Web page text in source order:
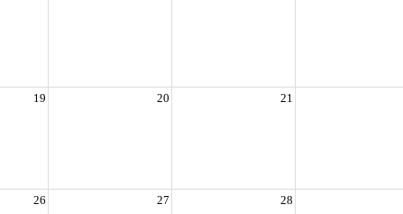
19 20 21
26 27 28